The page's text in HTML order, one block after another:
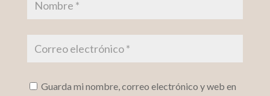
Guarda mi nombre, correo electrónico y web en